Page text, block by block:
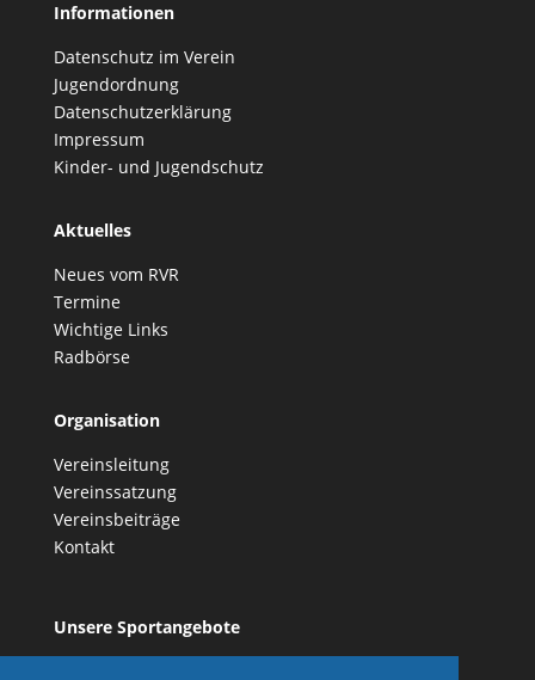
Informationen
Datenschutz im Verein
Jugendordnung
Datenschutzerklärung
Impressum
Kinder- und Jugendschutz
Aktuelles
Neues vom RVR
Termine
Wichtige Links
Radbörse
Organisation
Vereinsleitung
Vereinssatzung
Vereinsbeiträge
Kontakt
Unsere Sportangebote